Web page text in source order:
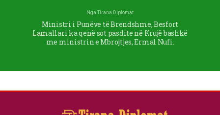
NgaTirana Diplomat
Ministri i Punëve të Brendshme, Besfort
Lamallari ka qenë sot pasdite në Krujë bashkë
me ministrin e Mbrojtjes, Ermal Nufi.